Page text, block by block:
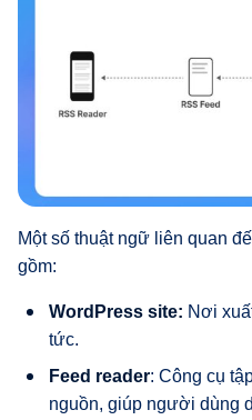
Một số thuật ngữ liên quan
gồm:
WordPress site: Nơi
tức.
Feed reader: Công cụ
nguồn, giúp người dùng